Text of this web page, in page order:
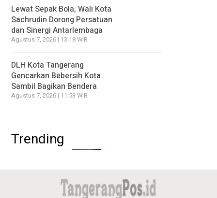
Lewat Sepak Bola, Wali Kota
Sachrudin Dorong Persatuan
dan Sinergi Antarlembaga
Agustus 7, 2026 | 13:18 WIB
DLH Kota Tangerang
Gencarkan Bebersih Kota
Sambil Bagikan Bendera
Agustus 7, 2026 | 11:53 WIB
Trending